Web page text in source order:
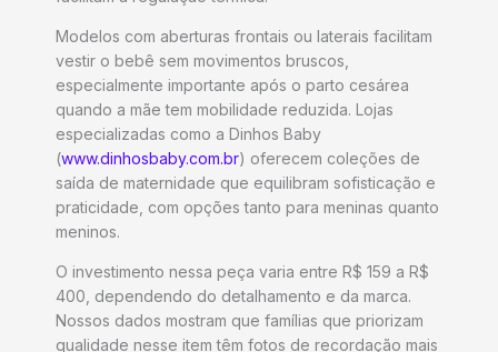
Modelos com aberturas frontais ou laterais facilitam
vestir o bebê sem movimentos bruscos,
especialmente importante após o parto cesárea
quando a mãe tem mobilidade reduzida. Lojas
especializadas como a Dinhos Baby
(www.dinhosbaby.com.br) oferecem coleções de
saída de maternidade que equilibram sofisticação e
praticidade, com opções tanto para meninas quanto
meninos.
O investimento nessa peça varia entre R$ 159 a R$
400, dependendo do detalhamento e da marca.
Nossos dados mostram que famílias que priorizam
qualidade nesse item têm fotos de recordação mais